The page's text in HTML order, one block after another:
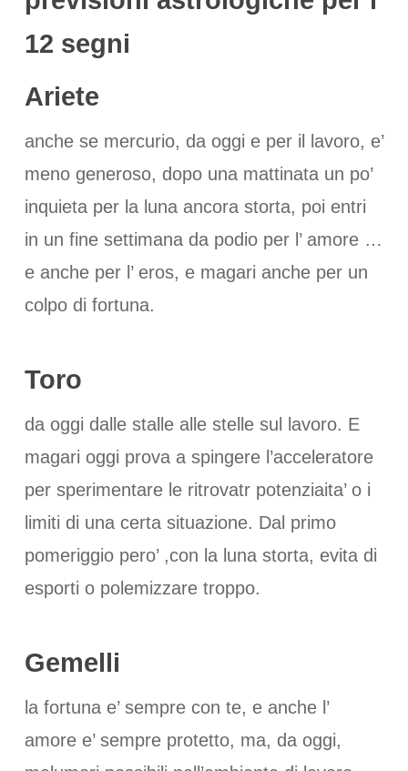
12 segni
Ariete
anche se mercurio, da oggi e per il lavoro, e’
meno generoso, dopo una mattinata un po’
inquieta per la luna ancora storta, poi entri
in un fine settimana da podio per l’ amore …
e anche per l’ eros, e magari anche per un
colpo di fortuna.
Toro
da oggi dalle stalle alle stelle sul lavoro. E
magari oggi prova a spingere l’acceleratore
per sperimentare le ritrovatr potenziaita’ o i
limiti di una certa situazione. Dal primo
pomeriggio pero’ ,con la luna storta, evita di
esporti o polemizzare troppo.
Gemelli
la fortuna e’ sempre con te, e anche l’
amore e’ sempre protetto, ma, da oggi,